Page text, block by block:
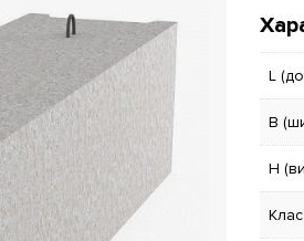
L
B
H